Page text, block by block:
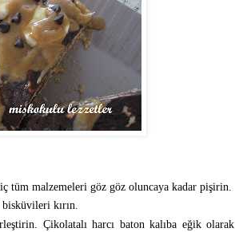
tüm malzemeleri göz göz oluncaya kadar pişirin.
bisküvileri kırın.
Çikolatalı harcı baton kalıba eğik olarak